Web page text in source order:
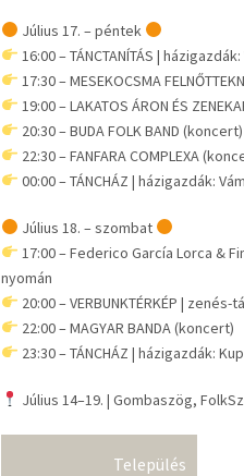
Július 17. – péntek
16:00 – TÁNCTANÍTÁS |
17:30 – MESEKOCSMA
19:00 – LAKATOS ÁRON ÉS
20:30 – BUDA FOLK BAND (koncert)
22:30 – FANFARA COMPLEXA
00:00 – TÁNCHÁZ | házigazdák:
Július 18. – szombat
17:00 – Federico García Lorca &
nyomán
20:00 – VERBUNKTÉRKÉP |
22:00 – MAGYAR BANDA (koncert)
23:30 – TÁNCHÁZ | házigazdák:
Július 14–19. | Gombaszög,
Település